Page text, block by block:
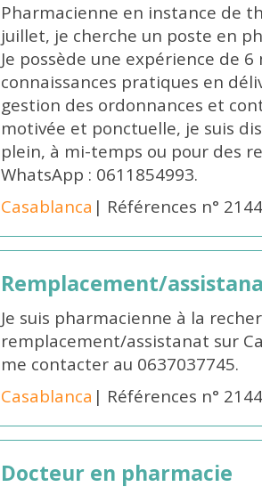
Pharmacienne en instance de
juillet, je cherche un poste en
Je possède une expérience de
connaissances pratiques en
gestion des ordonnances et
motivée et ponctuelle, je suis
plein, à mi-temps ou pour des
WhatsApp : 0611854993.
Casablanca | Références n°
Remplacement/
Je suis pharmacienne à la
remplacement/assistanat sur
me contacter au 0637037745.
Casablanca | Références n°
Docteur en pharmacie